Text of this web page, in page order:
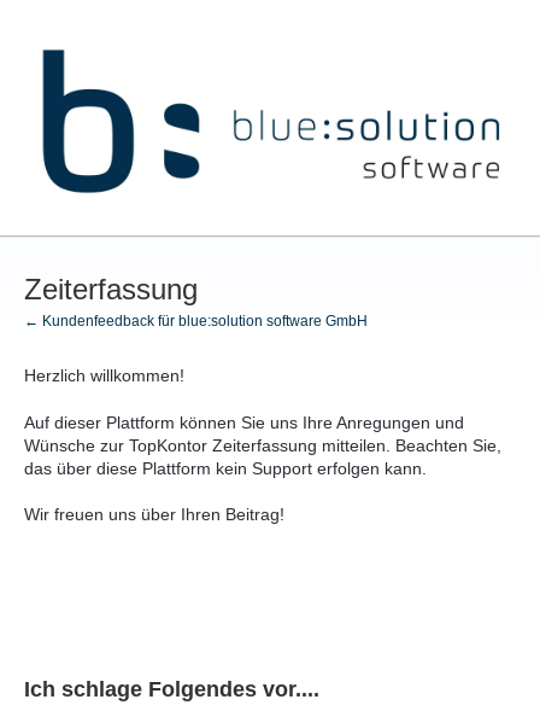
Zeiterfassung
← Kundenfeedback für blue:solution software GmbH
Herzlich willkommen!
Auf dieser Plattform können Sie uns Ihre Anregungen und
Wünsche zur TopKontor Zeiterfassung mitteilen. Beachten Sie,
das über diese Plattform kein Support erfolgen kann.
Wir freuen uns über Ihren Beitrag!
Ich schlage Folgendes vor....